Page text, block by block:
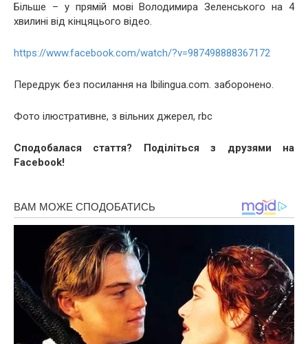
Більше – у прямій мові Володимира Зеленського на 4
хвилині від кінцяцього відео.
https://www.facebook.com/watch/?v=987498888367172
Передрук без посилання на Ibilingua.com. заборонено.
Фото ілюстративне, з вільних джерел, rbc
Сподобалася стаття? Поділіться з друзями на
Facebook!